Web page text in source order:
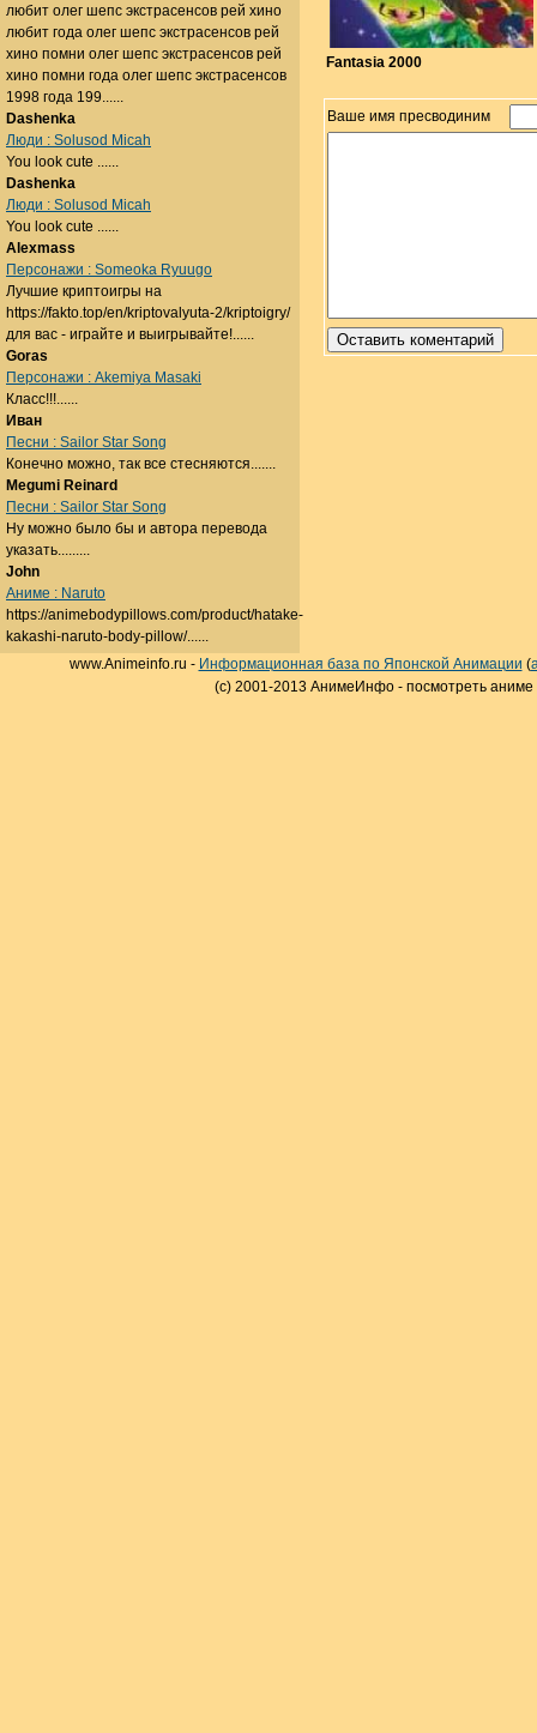
Fantasia 2000
Ваше имя пресводиним
любит олег шепс экстрасенсов рей хино
любит года олег шепс экстрасенсов рей
хино помни олег шепс экстрасенсов рей
хино помни года олег шепс экстрасенсов
1998 года 199......
Dashenka
Люди : Solusod Micah
You look cute ......
Dashenka
Люди : Solusod Micah
You look cute ......
Alexmass
Персонажи : Someoka Ryuugo
Лучшие криптоигры на
https://fakto.top/en/kriptovalyuta-2/kriptoigry/
для вас - играйте и выигрывайте!......
Goras
Персонажи : Akemiya Masaki
Класс!!!......
Иван
Песни : Sailor Star Song
Конечно можно, так все стесняются.......
Megumi Reinard
Песни : Sailor Star Song
Ну можно было бы и автора перевода
указать.........
John
Аниме : Naruto
https://animebodypillows.com/product/hatake-
kakashi-naruto-body-pillow/......
www.Animeinfo.ru - Информационная база по Японской Анимации (
(c) 2001-2013 АнимеИнфо - посмотреть аниме